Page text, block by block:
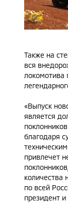
Также на
вся
локомотива
«Выпуск
является
благодаря
привлечет
количества
по всей
президент